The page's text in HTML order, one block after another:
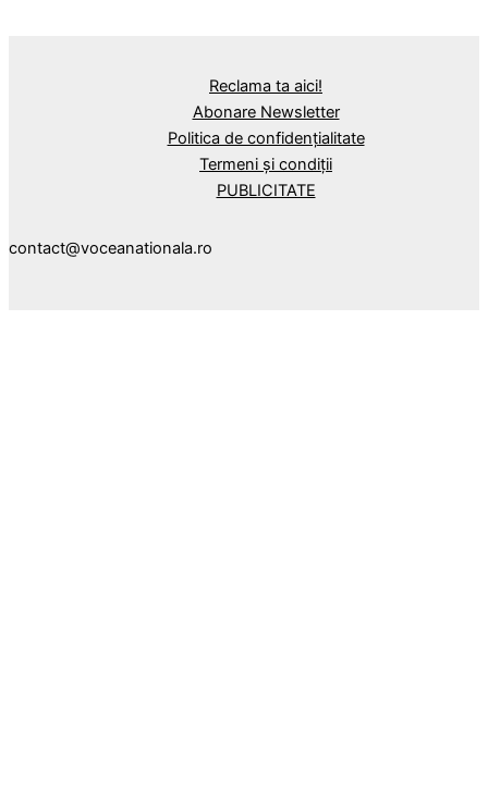
Reclama ta aici!
Abonare Newsletter
Politica de confidențialitate
Termeni și condiții
PUBLICITATE
contact@voceanationala.ro